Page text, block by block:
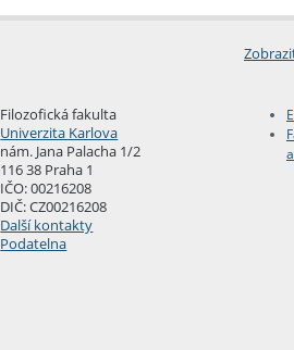
Filozofická fakulta
Univerzita Karlova
nám. Jana Palacha 1/2
116 38 Praha 1
IČO: 00216208
DIČ: CZ00216208
Další kontakty
Podatelna